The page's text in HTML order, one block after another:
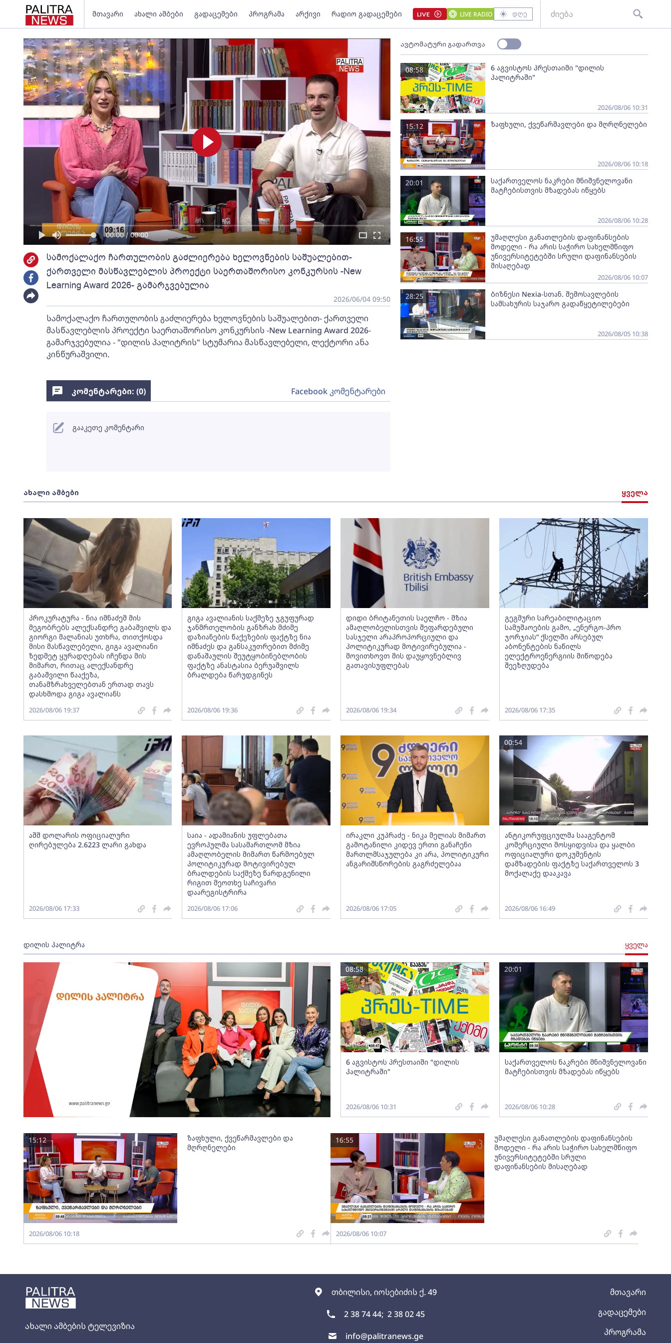
მთავარი ახალი ამბები გადაცემები პროგრამა არქივი რადიო გადაცემები LIVE LIVE RADIO დღე
ახალი ამბების ტელევიზია
თბილისი, იოსებიძის ქ. 49
2 38 74 44; 2 38 02 45
info@palitranews.ge
მთავარი
გადაცემები
პროგრამა
00:00 / 00:00
სამოქალაქო ჩართულობის გაძლიერება ხელოვნების საშუალებით-
ქართველი მასწავლებლის პროექტი საერთაშორისო კონკურსის -New
Learning Award 2026- გამარჯვებულია
2026/06/04 09:50
სამოქალაქო ჩართულობის გაძლიერება ხელოვნების საშუალებით- ქართველი
მასწავლებლის პროექტი საერთაშორისო კონკურსის -New Learning Award 2026-
გამარჯვებულია - "დილის პალიტრის" სტუმარია მასწავლებელი, ლექტორი ანა
კინწურაშვილი.
ავტომატური გადართვა
6 აგვისტოს პრესთაიმი "დილის
პალიტრაში"
08:58
2026/08/06 10:31
ზაფხული, ქვეწარმავლები და მღრღნელები
15:12
2026/08/06 10:18
საქართველოს ნაკრები მნიშვნელოვანი
მატჩებისთვის მზადებას იწყებს
20:01
2026/08/06 10:28
უმაღლესი განათლების დაფინანსების
მოდელი - რა არის საჭირო სახელმწიფო
უნივერსიტეტებში სრული დაფინანსების
მისაღებად
16:55
2026/08/06 10:07
ბიზნესი Nexia-სთან. შემოსავლების
სამსახურის საჯარო გადაწყეტილებები
28:25
2026/08/05 10:38
ახალი ამბები ყველა
პროკურატურა - ნია იმნაძემ მის
მეგობრებს ალექსანდრე გაბაშვილს და
გიორგი მალანიას უთხრა, თითქოსდა
მისი მასწავლებელი, გიგა ავალიანი
ზედმეტ ყურადღებას იჩენდა მის
მიმართ, რითაც ალექსანდრე
გაბაშვილი წააქეზა,
თანამზრახველებთან ერთად თავს
დასხმოდა გიგა ავალიანს
2026/08/06 19:37
გიგა ავალიანის საქმეზე ჯგუფურად
ჯანმრთელობის განზრახ მძიმე
დაზიანების წაქეზების ფაქტზე ნია
იმნაძეს და განსაკუთრებით მძიმე
დანაშაულის შეუტყობინებლობის
ფაქტზე ანასტასია ბერუაშვილს
ბრალდება წარუდგინეს
2026/08/06 19:36
დიდი ბრიტანეთის საელჩო - მზია
ამაღლობელისთვის შეფარდებული
სასჯელი არაპროპორციული და
პოლიტიკურად მოტივირებულია -
მოვითხოვთ მის დაუყოვნებლივ
გათავისუფლებას
2026/08/06 19:34
გეგმური სარეაბილიტაციო
სამუშაოების გამო, „ენერგო-პრო
ჯორჯიას“ ქსელში არსებულ
აბონენტების ნაწილს
ელექტროენერგიის მიწოდება
შეეზღუდება
2026/08/06 17:35
აშშ დოლარის ოფიციალური
ღირებულება 2.6223 ლარი გახდა
2026/08/06 17:33
საია - ადამიანის უფლებათა
ევროპულმა სასამართლომ მზია
ამაღლობელის მიმართ წარმოებულ
პოლიტიკურად მოტივირებულ
ბრალდების საქმეზე წარდგენილი
რიგით მეოთხე საჩივარი
დაარეგისტრირა
2026/08/06 17:06
ირაკლი კუპრაძე - ნიკა მელიას მიმართ
გამოტანილი კიდევ ერთი განაჩენი
მართლმსაჯულება კი არა, პოლიტიკური
ანგარიშსწორების გაგრძელებაა
2026/08/06 17:05
ანტიკორუფციულმა სააგენტომ
კომერციული მოსყიდვისა და ყალბი
ოფიციალური დოკუმენტის
დამზადების ფაქტზე საქართველოს 3
მოქალაქე დააკავა
00:54
2026/08/06 16:49
დილის პალიტრა ყველა
6 აგვისტოს პრესთაიმი "დილის
პალიტრაში"
08:58
2026/08/06 10:31
საქართველოს ნაკრები მნიშვნელოვანი
მატჩებისთვის მზადებას იწყებს
20:01
2026/08/06 10:28
ზაფხული, ქვეწარმავლები და
მღრღნელები
15:12
2026/08/06 10:18
უმაღლესი განათლების დაფინანსების
მოდელი - რა არის საჭირო სახელმწიფო
უნივერსიტეტებში სრული
დაფინანსების მისაღებად
16:55
2026/08/06 10:07
კომენტარები: (0) Facebook კომენტარები
გააკეთე კომენტარი